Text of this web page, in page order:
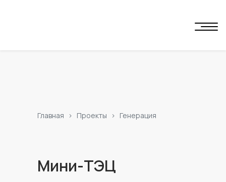
Главная Проекты Генерация
Мини-ТЭЦ